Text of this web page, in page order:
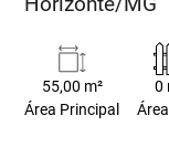
55,00 m²
Área Principal
0